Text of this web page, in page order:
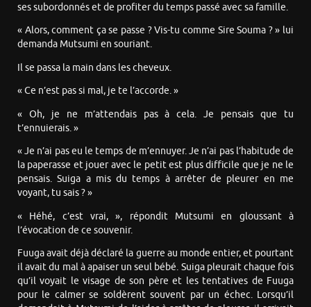
ses subordonnés et de profiter du temps passé avec sa famille.
« Alors, comment ça se passe ? Vis-tu comme Sire Souma ? » lui
demanda Mutsumi en souriant.
Il se passa la main dans les cheveux.
« Ce n’est pas si mal, je te l’accorde. »
« Oh, je ne m’attendais pas à cela. Je pensais que tu
t’ennuierais. »
« Je n’ai pas eu le temps de m’ennuyer. Je n’ai pas l’habitude de
la paperasse et jouer avec le petit est plus difficile que je ne le
pensais. Suiga a mis du temps à arrêter de pleurer en me
voyant, tu sais ? »
« Héhé, c’est vrai, », répondit Mutsumi en gloussant à
l’évocation de ce souvenir.
Fuuga avait déjà déclaré la guerre au monde entier, et pourtant
il avait du mal à apaiser un seul bébé. Suiga pleurait chaque fois
qu’il voyait le visage de son père et les tentatives de Fuuga
pour le calmer se soldèrent souvent par un échec. Lorsqu’il